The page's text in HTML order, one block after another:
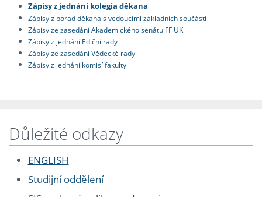
Zápisy z jednání kolegia děkana
Zápisy z porad děkana s vedoucími základních součástí
Zápisy ze zasedání Akademického senátu FF UK
Zápisy z jednání Ediční rady
Zápisy ze zasedání Vědecké rady
Zápisy z jednání komisí fakulty
Důležité odkazy
ENGLISH
Studijní oddělení